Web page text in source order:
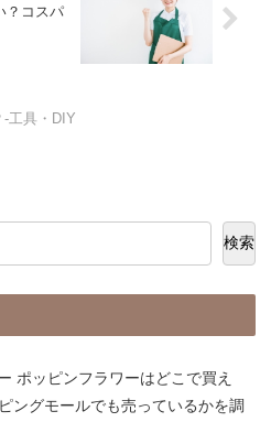
？コスパ
-工具・DIY
検索
ポッピンフラワーはどこで買え
ングモールでも売っているかを調